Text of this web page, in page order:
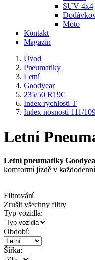
SUV 4x4
Moto
Kontakt
Magazín
Úvod
Pneumatiky
Letní
Goodyear
235/50 R19C
Index rychlosti T
Index nosnosti 111/109
Letní
Letní pneumatiky
komfortní jízdě v
Filtrování
Zrušit všechny filtry
Typ vozidla:
Období:
Šířka: